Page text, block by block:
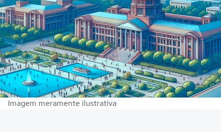
Imagem meramente ilustrativa